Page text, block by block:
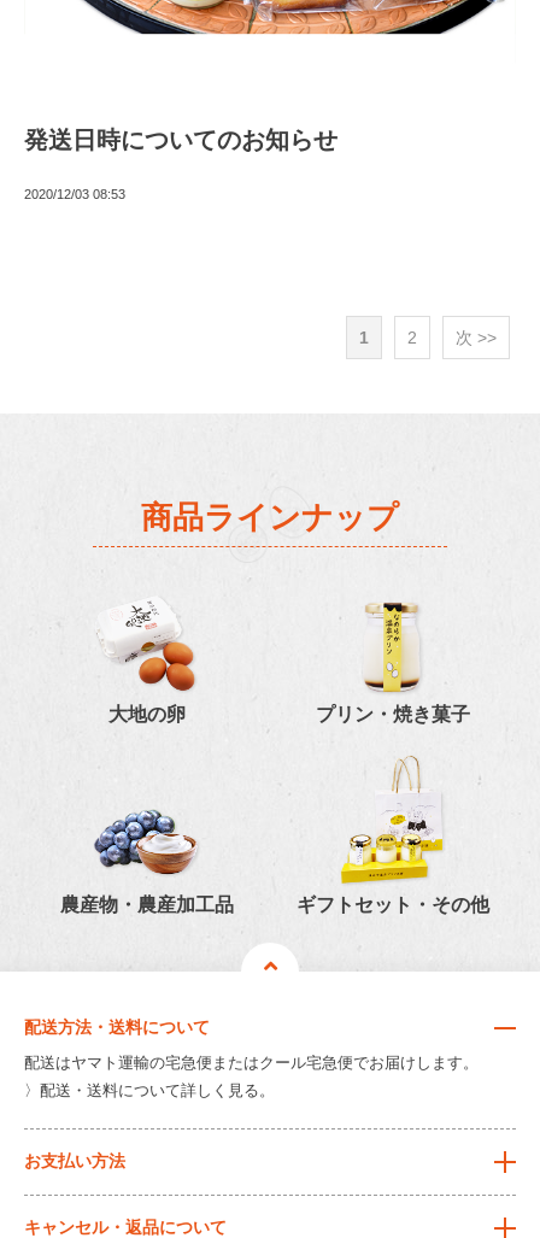
発送日時についてのお知らせ
2020/12/03 08:53
1 2 次 >>
商品ラインナップ
大地の卵 プリン・焼き菓子
農産物・農産加工品 ギフトセット・その他
配送方法・送料について
配送はヤマト運輸の宅急便またはクール宅急便でお届けします。
〉配送・送料について詳しく見る。
お支払い方法
キャンセル・返品について